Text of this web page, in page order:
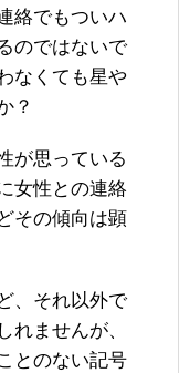
絡でもついハ
のではないで
なくても星や
？
が思っている
女性との連絡
その傾向は顕
、それ以外で
れませんが、
とのない記号